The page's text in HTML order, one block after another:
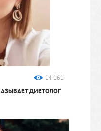
14 161
ДИЕТОЛОГ